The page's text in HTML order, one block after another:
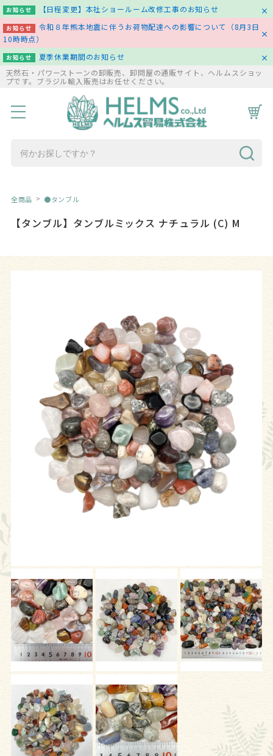
お知らせ 【日程変更】本社ショールーム改修工事のお知らせ
お知らせ
令和８年熊本地震に伴うお荷物配達への影響について（8月3日
10時時点）
お知らせ
夏季休業期間のお知らせ
天然石・パワーストーンの卸販売、卸問屋の通販サイト、ヘルムスショッ
プです。ブラジル輸入販売はお任せください。
HOME 商品一覧 お問い合わせ
全商品 ●タンブル
【タンブル】タンブルミックス ナチュラル (C) M